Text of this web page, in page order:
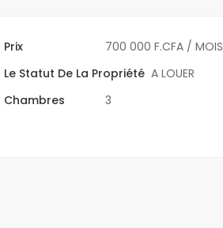
Prix 700 000 F.CFA / MOIS
Le Statut De La Propriété A LOUER
Chambres
3